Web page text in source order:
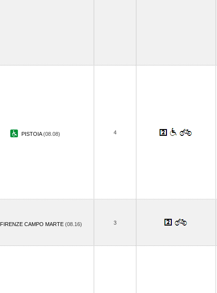
PISTOIA(08.08) 4
FIRENZE CAMPO MARTE (08.16) 3